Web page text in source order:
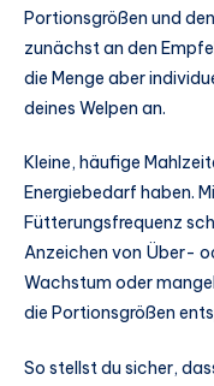
Portionsgrößen und
zunächst an den
die Menge aber
deines Welpen an.
Kleine, häufige
Energiebedarf haben.
Fütterungsfrequenz
Anzeichen von Über-
Wachstum oder
die Portionsgrößen
So stellst du sicher,